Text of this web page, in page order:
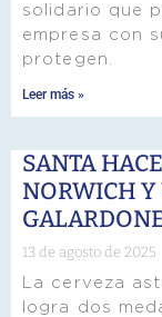
solidario que
empresa con
protegen.
Leer más »
SANTA
NORWICH Y
13 de agosto de 2025
La cerveza
logra dos